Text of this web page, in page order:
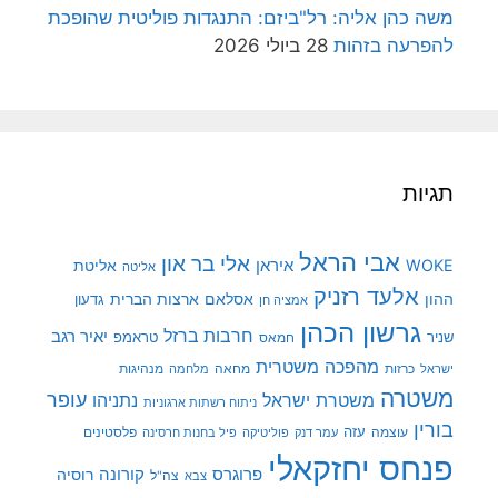
משה כהן אליה: רל"ביזם: התנגדות פוליטית שהופכת
להפרעה בזהות 28 ביולי 2026
תגיות
WOKE אבי הראל איראן אלי בר און אליטה אליטת
ההון אלעד רזניק אמציה חן אסלאם ארצות הברית גדעון
שניר גרשון הכהן חמאס חרבות ברזל טראמפ יאיר רגב
ישראל כרזות מהפכה משטרית מחאה מלחמה מנהיגות
משטרה משטרת ישראל ניתוח רשתות ארגוניות נתניהו עופר
בורין עוצמה עזה עמר דנק פוליטיקה פיל בחנות חרסינה פלסטינים
פנחס יחזקאלי פרוגרס צבא צה"ל קורונה רוסיה